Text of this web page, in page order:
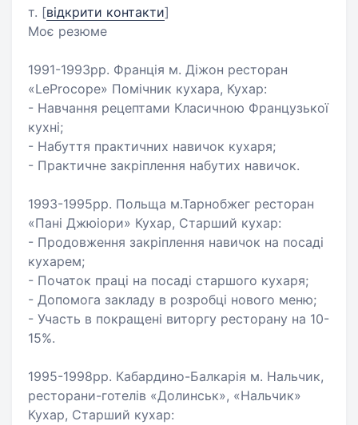
т. [відкрити контакти]
Моє резюме
1991-1993рр. Франція м. Діжон ресторан
«LeProcope» Помічник кухара, Кухар:
- Навчання рецептами Класичною Французької
кухні;
- Набуття практичних навичок кухаря;
- Практичне закріплення набутих навичок.
1993-1995рр. Польща м.Тарнобжег ресторан
«Пані Джюіори» Кухар, Старший кухар:
- Продовження закріплення навичок на посаді
кухарем;
- Початок праці на посаді старшого кухаря;
- Допомога закладу в розробці нового меню;
- Участь в покращені виторгу ресторану на 10-
15%.
1995-1998рр. Кабардино-Балкарія м. Нальчик,
ресторани-готелів «Долинськ», «Нальчик»
Кухар, Старший кухар: